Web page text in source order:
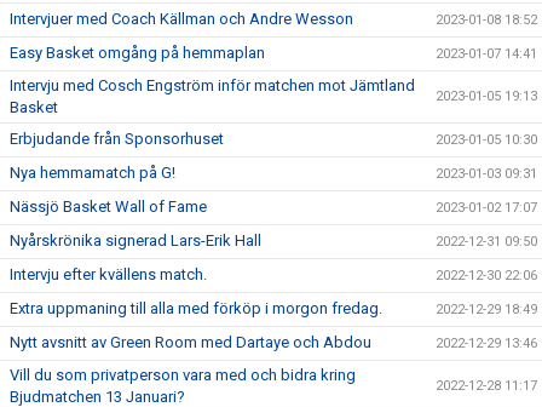
Intervjuer med Coach Källman och Andre Wesson 2023-01-08 18:52
Easy Basket omgång på hemmaplan 2023-01-07 14:41
Intervju med Cosch Engström inför matchen mot Jämtland
Basket
2023-01-05 19:13
Erbjudande från Sponsorhuset 2023-01-05 10:30
Nya hemmamatch på G! 2023-01-03 09:31
Nässjö Basket Wall of Fame 2023-01-02 17:07
Nyårskrönika signerad Lars-Erik Hall 2022-12-31 09:50
Intervju efter kvällens match. 2022-12-30 22:06
Extra uppmaning till alla med förköp i morgon fredag. 2022-12-29 18:49
Nytt avsnitt av Green Room med Dartaye och Abdou 2022-12-29 13:46
Vill du som privatperson vara med och bidra kring
Bjudmatchen 13 Januari?
2022-12-28 11:17